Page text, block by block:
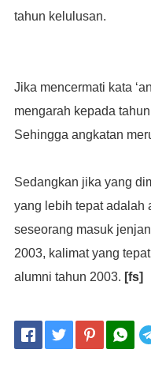
tahun kelulusan.
Jika mencermati kata
mengarah kepada
Sehingga angkatan
Sedangkan jika yang
yang lebih tepat adalah
seseorang masuk
2003, kalimat yang
alumni tahun 2003. [fs]